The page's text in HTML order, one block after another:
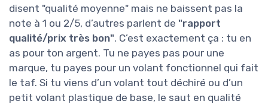
disent "qualité moyenne" mais ne baissent pas la
note à 1 ou 2/5, d’autres parlent de "rapport
qualité/prix très bon". C’est exactement ça : tu en
as pour ton argent. Tu ne payes pas pour une
marque, tu payes pour un volant fonctionnel qui fait
le taf. Si tu viens d’un volant tout déchiré ou d’un
petit volant plastique de base, le saut en qualité